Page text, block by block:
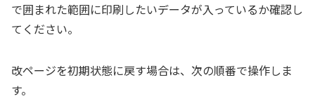
で囲まれた範囲に印刷したいデータが入っているか確認し
てください。
改ページを初期状態に戻す場合は、次の順番で操作しま
す。